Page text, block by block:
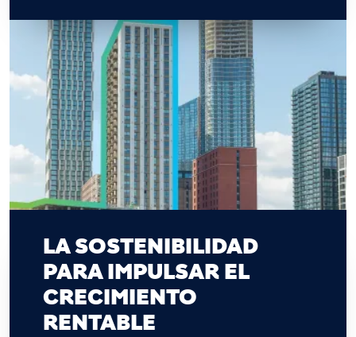
LA SOSTENIBILIDAD
PARA IMPULSAR EL
CRECIMIENTO
RENTABLE